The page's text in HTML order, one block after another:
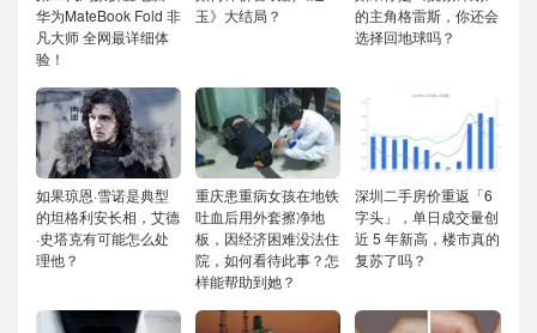
华为MateBook Fold 非
凡大师 全网最详细体
验！
玉》大结局？
的主角格雷斯，你还会
选择回地球吗？
如果琼恩·雪诺是典型
的坦格利安长相，艾德
·史塔克有可能怎么处
理他？
重庆患重病女孩在地铁
吐血后用外套擦净地
板，因经济困难没法住
院，如何看待此事？怎
样能帮助到她？
深圳二手房价重返「6
字头」，单日成交量创
近 5 年新高，楼市真的
复苏了吗？